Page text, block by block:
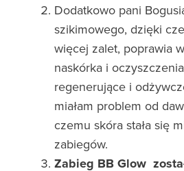
Dodatkowo pani
szikimowego, dzięki
więcej zalet, poprawia
naskórka i
regenerujące i
miałam problem od
czemu skóra stała się
zabiegów.
Zabieg BB Glow